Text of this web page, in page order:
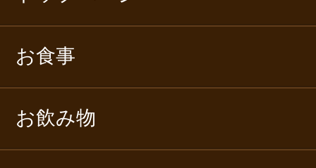
お食事
お飲み物